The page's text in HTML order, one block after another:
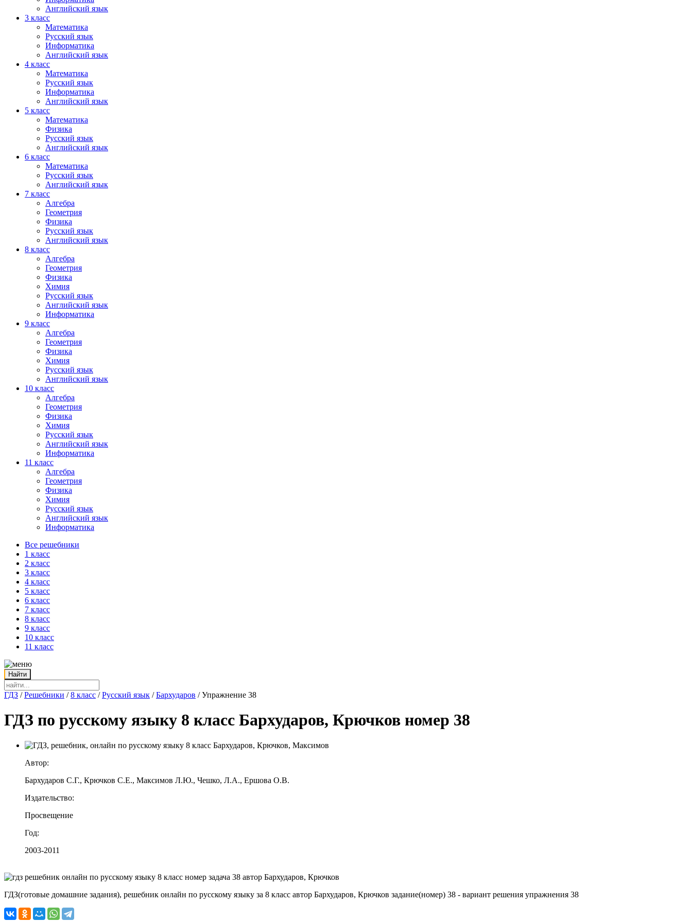
Английский язык
3 класс
Математика
Русский язык
Информатика
Английский язык
4 класс
Математика
Русский язык
Информатика
Английский язык
5 класс
Математика
Физика
Русский язык
Английский язык
6 класс
Математика
Русский язык
Английский язык
7 класс
Алгебра
Геометрия
Физика
Русский язык
Английский язык
8 класс
Алгебра
Геометрия
Физика
Химия
Русский язык
Английский язык
Информатика
9 класс
Алгебра
Геометрия
Физика
Химия
Русский язык
Английский язык
10 класс
Алгебра
Геометрия
Физика
Химия
Русский язык
Английский язык
Информатика
11 класс
Алгебра
Геометрия
Физика
Химия
Русский язык
Английский язык
Информатика
Все решебники
1 класс
2 класс
3 класс
4 класс
5 класс
6 класс
7 класс
8 класс
9 класс
10 класс
11 класс
ГДЗ / Решебники / 8 класс / Русский язык / Бархударов / Упражнение 38
ГДЗ по русскому языку 8 класс Бархударов, Крючков номер 38
Автор:
Бархударов С.Г., Крючков С.Е., Максимов Л.Ю., Чешко, Л.А., Ершова О.В.
Издательство:
Просвещение
Год:
2003-2011
ГДЗ(готовые домашние задания), решебник онлайн по русскому языку за 8 класс автор Бархударов, Крючков задание(номер) 38 - вариант решения упражнения 38